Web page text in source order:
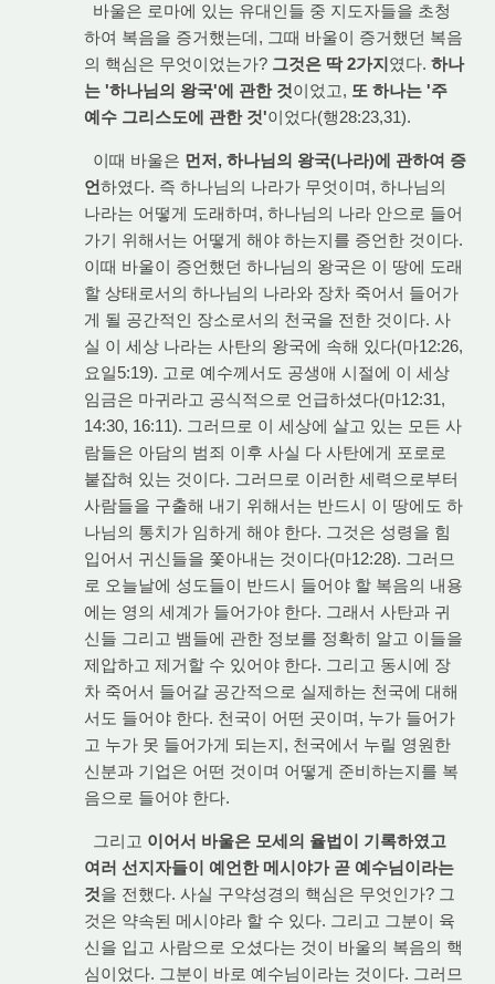
바울은 로마에 있는 유대인들 중 지도자들을 초청
하여 복음을 증거했는데, 그때 바울이 증거했던 복음
의 핵심은 무엇이었는가? 그것은 딱 2가지였다. 하나
는 '하나님의 왕국'에 관한 것이었고, 또 하나는 '주
예수 그리스도에 관한 것'이었다(행28:23,31).
이때 바울은 먼저, 하나님의 왕국(나라)에 관하여 증
언하였다. 즉 하나님의 나라가 무엇이며, 하나님의
나라는 어떻게 도래하며, 하나님의 나라 안으로 들어
가기 위해서는 어떻게 해야 하는지를 증언한 것이다.
이때 바울이 증언했던 하나님의 왕국은 이 땅에 도래
할 상태로서의 하나님의 나라와 장차 죽어서 들어가
게 될 공간적인 장소로서의 천국을 전한 것이다. 사
실 이 세상 나라는 사탄의 왕국에 속해 있다(마12:26,
요일5:19). 고로 예수께서도 공생애 시절에 이 세상
임금은 마귀라고 공식적으로 언급하셨다(마12:31,
14:30, 16:11). 그러므로 이 세상에 살고 있는 모든 사
람들은 아담의 범죄 이후 사실 다 사탄에게 포로로
붙잡혀 있는 것이다. 그러므로 이러한 세력으로부터
사람들을 구출해 내기 위해서는 반드시 이 땅에도 하
나님의 통치가 임하게 해야 한다. 그것은 성령을 힘
입어서 귀신들을 쫓아내는 것이다(마12:28). 그러므
로 오늘날에 성도들이 반드시 들어야 할 복음의 내용
에는 영의 세계가 들어가야 한다. 그래서 사탄과 귀
신들 그리고 뱀들에 관한 정보를 정확히 알고 이들을
제압하고 제거할 수 있어야 한다. 그리고 동시에 장
차 죽어서 들어갈 공간적으로 실제하는 천국에 대해
서도 들어야 한다. 천국이 어떤 곳이며, 누가 들어가
고 누가 못 들어가게 되는지, 천국에서 누릴 영원한
신분과 기업은 어떤 것이며 어떻게 준비하는지를 복
음으로 들어야 한다.
그리고 이어서 바울은 모세의 율법이 기록하였고
여러 선지자들이 예언한 메시야가 곧 예수님이라는
것을 전했다. 사실 구약성경의 핵심은 무엇인가? 그
것은 약속된 메시야라 할 수 있다. 그리고 그분이 육
신을 입고 사람으로 오셨다는 것이 바울의 복음의 핵
심이었다. 그분이 바로 예수님이라는 것이다. 그러므